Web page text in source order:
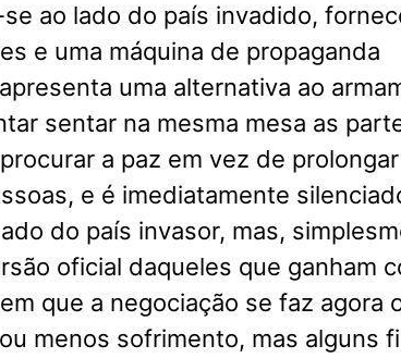
ao lado do país invadido,
e uma máquina de propaganda
uma alternativa ao
sentar na mesma mesa as
a paz em vez de
e é imediatamente
do país invasor, mas,
oficial daqueles que ganham
que a negociação se faz agora
menos sofrimento, mas alguns